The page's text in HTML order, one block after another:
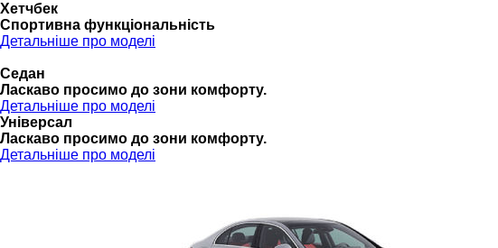
Хетчбек
Спортивна функціональність
Детальніше про моделі
Седан
Ласкаво просимо до зони комфорту.
Детальніше про моделі
Універсал
Ласкаво просимо до зони комфорту.
Детальніше про моделі